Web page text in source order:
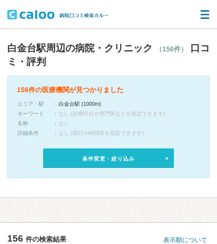
白金台駅周辺の病院・クリニック （156件）
口コ
ミ・評判
156件の医療機関が見つかりました
エリア・駅
白金台駅 (1000m)
キーワード
なし (診療科目や専門医などを指定できます)
名称
なし
詳細条件
なし (曜日や時間帯を指定できます)
条件変更・絞り込み
156 件の検索結果 表示順について